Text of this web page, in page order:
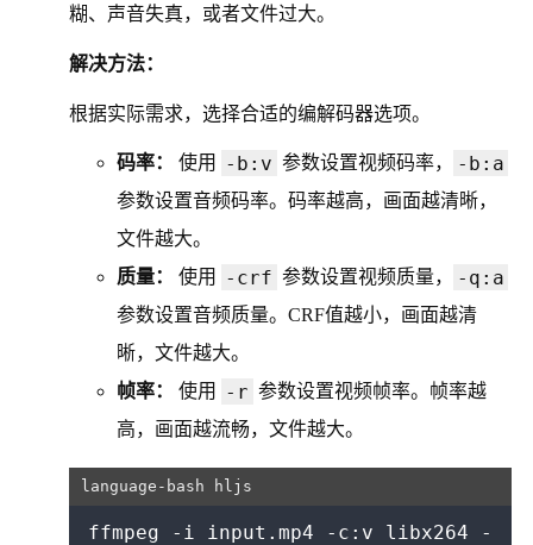
糊、声音失真，或者文件过大。
解决方法：
根据实际需求，选择合适的编解码器选项。
码率： 使用 -b:v 参数设置视频码率， -b:a
参数设置音频码率。码率越高，画面越清晰，
文件越大。
质量：
使用 -crf 参数设置视频质量， -q:a
参数设置音频质量。CRF值越小，画面越清
晰，文件越大。
帧率：
使用 -r 参数设置视频帧率。帧率越
高，画面越流畅，文件越大。
ffmpeg -i input.mp4 -c:v libx264 -